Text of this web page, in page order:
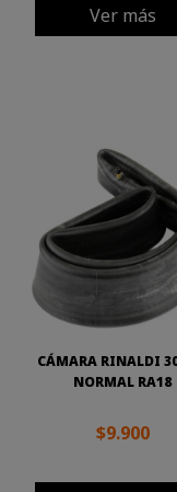
Ver más
CÁMARA RINALDI
NORMAL RA18
$9.900